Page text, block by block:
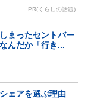
PR(くらしの話題)
まったセントバー
んだか「行き...
ェアを選ぶ理由